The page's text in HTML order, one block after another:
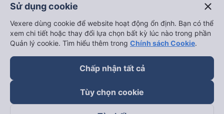
Sử dụng cookie close
Vexere dùng cookie để website hoạt động ổn định. Bạn có thể
xem chi tiết hoặc thay đổi lựa chọn bất kỳ lúc nào trong phần
Quản lý cookie. Tìm hiểu thêm trong Chính sách Cookie.
Chấp nhận tất cả
Tùy chọn cookie